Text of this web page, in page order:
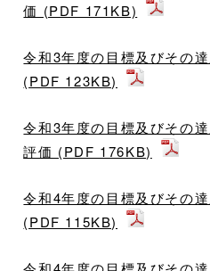
価 (PDF 171KB)
令和3年度の目標及びその
(PDF 123KB)
令和3年度の目標及びその
評価 (PDF 176KB)
令和4年度の目標及びその
(PDF 115KB)